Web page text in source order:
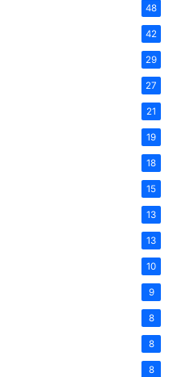
48
42
29
27
21
19
18
15
13
13
10
9
8
8
8